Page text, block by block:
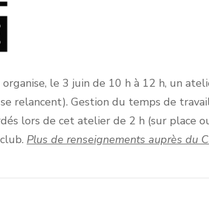
le 3 juin de 10 h à 12 h, un
relancent). Gestion du temps de
lors de cet atelier de 2 h (sur place
Plus de renseignements auprès du